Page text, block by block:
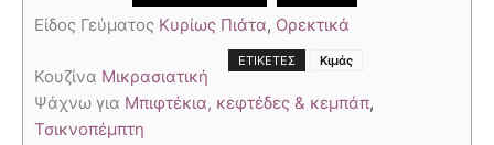
Είδος Γεύματος Κυρίως Πιάτα, Ορεκτικά
Κουζίνα Μικρασιατική
ΕΤΙΚΈΤΕΣ Κιμάς
Ψάχνω για Μπιφτέκια, κεφτέδες & κεμπάπ,
Τσικνοπέμπτη